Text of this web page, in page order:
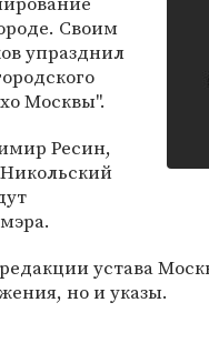
Своим
упразднил
Москвы".
Ресин,
устава
но и указы.